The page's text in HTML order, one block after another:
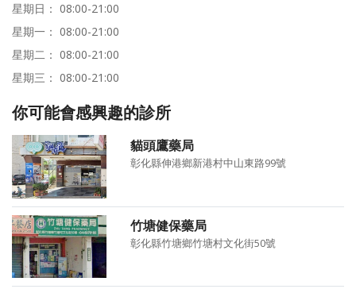
星期日： 08:00-21:00
星期一： 08:00-21:00
星期二： 08:00-21:00
星期三： 08:00-21:00
你可能會感興趣的診所
貓頭鷹藥局
彰化縣伸港鄉新港村中山東路99號
竹塘健保藥局
彰化縣竹塘鄉竹塘村文化街50號